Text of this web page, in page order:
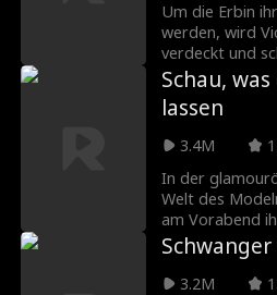
Um die Erbin
werden, wird
verdeckt und
einen nach
gelingen und
sexy neuer
mächtiger
mehr?
Schau,
lassen
3.4M
In der
Welt des
am Vorabend
ihres
Mogul
Vernunftehe
3.2M